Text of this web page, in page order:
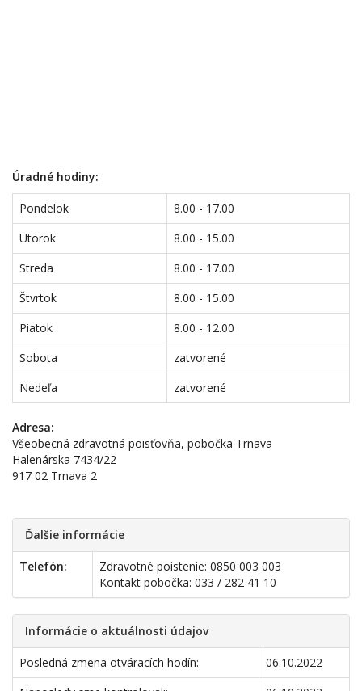
Úradné hodiny:
Pondelok
8.00 - 17.00
Utorok
8.00 - 15.00
Streda
8.00 - 17.00
Štvrtok
8.00 - 15.00
Piatok
8.00 - 12.00
Sobota
zatvorené
Nedeľa
zatvorené
Adresa:
Všeobecná zdravotná poisťovňa, pobočka Trnava
Halenárska 7434/22
917 02 Trnava 2
Ďalšie informácie
Telefón:
Zdravotné poistenie: 0850 003 003
Kontakt pobočka: 033 / 282 41 10
Informácie o aktuálnosti údajov
Posledná zmena otváracích hodín:
06.10.2022